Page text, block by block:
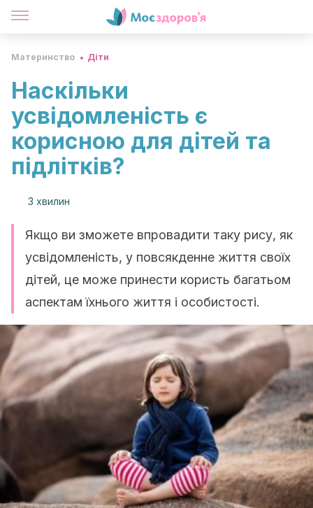
Материнство Діти
Наскільки
усвідомленість є
корисною для дітей та
підлітків?
3 хвилин
Якщо ви зможете впровадити таку рису, як
усвідомленість, у повсякденне життя своїх
дітей, це може принести користь багатьом
аспектам їхнього життя і особистості.